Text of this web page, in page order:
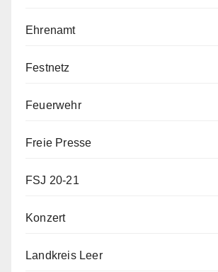
Ehrenamt
Festnetz
Feuerwehr
Freie Presse
FSJ 20-21
Konzert
Landkreis Leer